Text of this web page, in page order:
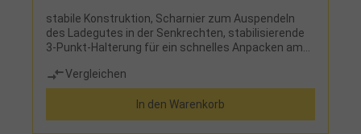
stabile Konstruktion, Scharnier zum Auspendeln
des Ladegutes in der Senkrechten, stabilisierende
3-Punkt-Halterung für ein schnelles Anpacken am
Vergleichen
In den Warenkorb